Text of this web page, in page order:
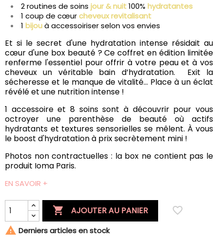
2 routines de soins jour & nuit100% hydratantes
1 coup de cœurcheveux revitalisant
1 bijouà accessoiriser selon vos envies
Et si le secret d'une hydratation intense résidait au
cœur d'une box beauté ? Ce coffret en édition limitée
renferme l'essentiel pour offrir à votre peau et à vos
cheveux un véritable bain d’hydratation. Exit la
sécheresse et le manque de vitalité... Place à un éclat
révélé et une nutrition intense !
1 accessoire et 8 soins sont à découvrir pour vous
octroyer une parenthèse de beauté où actifs
hydratants et textures sensorielles se mêlent. À vous
le boost d'hydratation à prix secrètement mini !
Photos non contractuelles : la box ne contient pas le
produit Ioma Paris.
EN SAVOIR +
 AJOUTER AU PANIER
favorite_border
 Derniers articles en stock